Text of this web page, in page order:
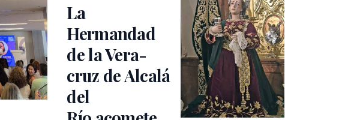
La
Hermandad
de la Vera-
cruz de Alcalá
del